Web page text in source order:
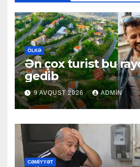
ÖLKƏ
Ən çox turist bu
gedib
9 AVQUST 2026 ADMIN
CƏMIYYƏT